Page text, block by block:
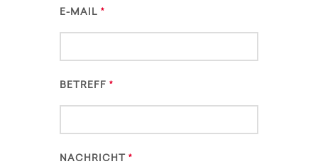
E-MAIL
BETREFF
NACHRICHT